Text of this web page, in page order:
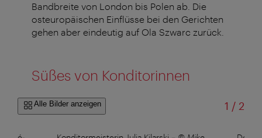
Bandbreite von London bis Polen ab. Die
osteuropäischen Einflüsse bei den Gerichten
gehen aber eindeutig auf Ola Szwarc zurück.
Süßes von Konditorinnen
Alle Bilder anzeigen 1 /von
2